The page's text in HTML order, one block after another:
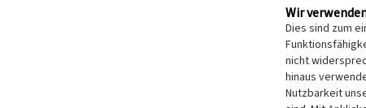
Lviv Polytechnic National
Church of St. Onuphrius in Busk
Voliany Street
Wir
Dies sind zum
nicht
hinaus
Nutzbarkeit